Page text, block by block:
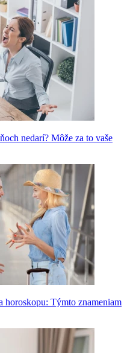
nedarí? Môže za to vaše
horoskopu: Týmto znameniam